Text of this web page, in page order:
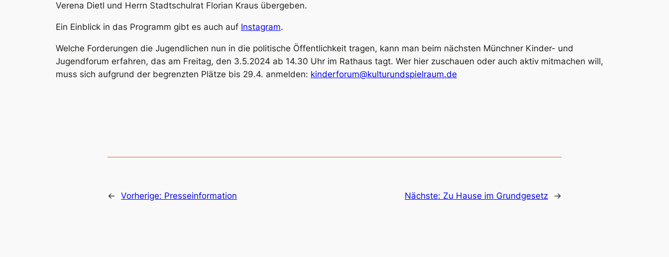
Verena Dietl und Herrn Stadtschulrat Florian Kraus übergeben.
Ein Einblick in das Programm gibt es auch auf Instagram.
Welche Forderungen die Jugendlichen nun in die politische Öffentlichkeit tragen, kann man beim nächsten Münchner Kinder- und
Jugendforum erfahren, das am Freitag, den 3.5.2024 ab 14.30 Uhr im Rathaus tagt. Wer hier zuschauen oder auch aktiv mitmachen will,
muss sich aufgrund der begrenzten Plätze bis 29.4. anmelden: kinderforum@kulturundspielraum.de
← Vorherige: Presseinformation Nächste: Zu Hause im Grundgesetz →